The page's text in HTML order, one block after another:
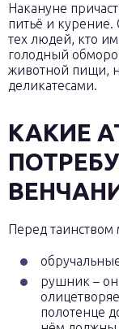
Накануне
питьё и
тех людей, кто
голодный
животной пищи,
деликатесами.
КАКИЕ
Перед таинством
рушник –
полотенце